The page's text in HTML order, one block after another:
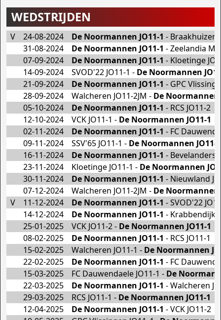
WEDSTRIJDEN
V 24-08-2024 De Noormannen JO11-1 - Braakhuizen
31-08-2024
De Noormannen JO11-1 - Zeelandia
07-09-2024
De Noormannen JO11-1 - Kloetinge
14-09-2024
SVOD'22 JO11-1 - De Noormannen
21-09-2024
De Noormannen JO11-1 - GPC
28-09-2024
Walcheren JO11-2JM - De Noormannen
05-10-2024
De Noormannen JO11-1 - RCS JO11-2
12-10-2024
VCK JO11-1 - De Noormannen JO11-1
02-11-2024
De Noormannen JO11-1 - FC
09-11-2024
SSV'65 JO11-1 - De Noormannen JO11-1
16-11-2024
De Noormannen JO11-1 - Bevelanders
23-11-2024
Kloetinge JO11-1 - De Noormannen
30-11-2024
De Noormannen JO11-1 - Nieuwland
07-12-2024
Walcheren JO11-2JM - De Noormannen
V
11-12-2024 De Noormannen JO11-1 - SVOD'22
14-12-2024
De Noormannen JO11-1 - Krabbendijke
25-01-2025
VCK JO11-2 - De Noormannen JO11-1
08-02-2025
De Noormannen JO11-1 - RCS JO11-1
15-02-2025
Walcheren JO11-1 - De Noormannen
22-02-2025
De Noormannen JO11-1 - FC
15-03-2025
FC Dauwendaele JO11-1 - De
22-03-2025
De Noormannen JO11-1 - Walcheren
29-03-2025
RCS JO11-1 - De Noormannen JO11-1
12-04-2025
De Noormannen JO11-1 - VCK JO11-2